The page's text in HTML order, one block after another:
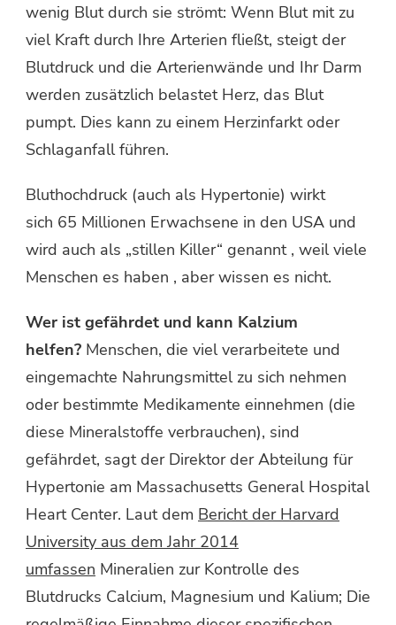
wenig Blut durch sie strömt: Wenn Blut mit zu
viel Kraft durch Ihre Arterien fließt, steigt der
Blutdruck und die Arterienwände und Ihr Darm
werden zusätzlich belastet Herz, das Blut
pumpt. Dies kann zu einem Herzinfarkt oder
Schlaganfall führen.
Bluthochdruck (auch als Hypertonie) wirkt
sich 65 Millionen Erwachsene in den USA und
wird auch als „stillen Killer“ genannt , weil viele
Menschen es haben , aber wissen es nicht.
Wer ist gefährdet und kann Kalzium
helfen? Menschen, die viel verarbeitete und
eingemachte Nahrungsmittel zu sich nehmen
oder bestimmte Medikamente einnehmen (die
diese Mineralstoffe verbrauchen), sind
gefährdet, sagt der Direktor der Abteilung für
Hypertonie am Massachusetts General Hospital
Heart Center. Laut dem Bericht der Harvard
University aus dem Jahr 2014
umfassen Mineralien zur Kontrolle des
Blutdrucks Calcium, Magnesium und Kalium; Die